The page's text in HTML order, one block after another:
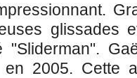
glissades
"Sliderman".
en 2005. Cette